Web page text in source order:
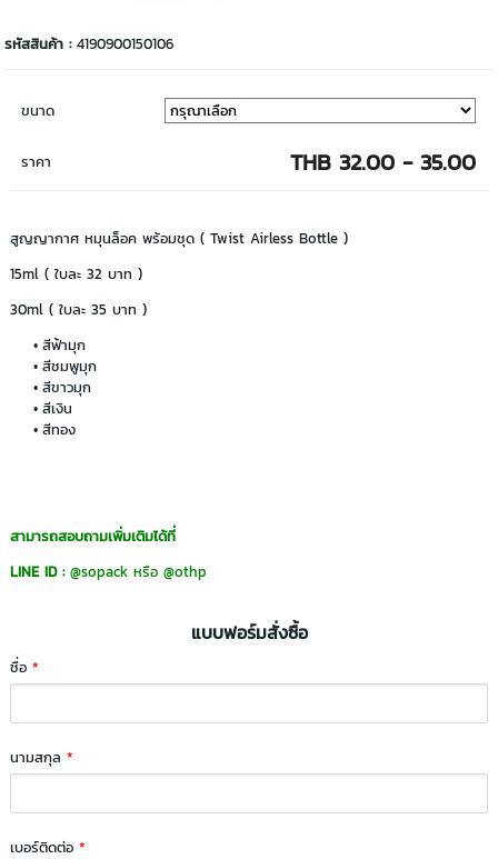
รหัสสินค้า :4190900150106
ขนาด
ราคา THB 32.00 - 35.00
สูญญากาศ หมุนล็อค พร้อมชุด ( Twist Airless Bottle )
15ml ( ใบละ 32 บาท )
30ml ( ใบละ 35 บาท )
สีฟ้ามุก
สีชมพูมุก
สีขาวมุก
สีเงิน
สีทอง
สามารถสอบถามเพิ่มเติมได้ที่
LINE ID : @sopack หรือ@othp
แบบฟอร์มสั่งซื้อ
ชื่อ*
นามสกุล*
เบอร์ติดต่อ*